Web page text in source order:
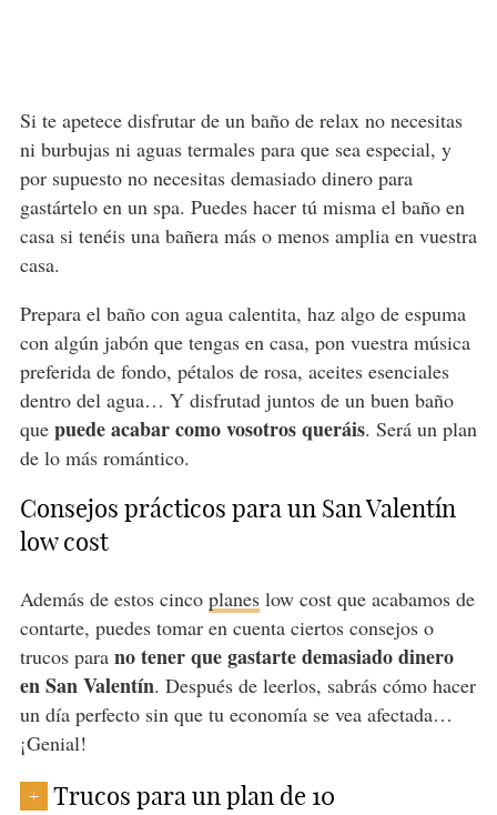
Si te apetece disfrutar de un baño de relax no necesitas
ni burbujas ni aguas termales para que sea especial, y
por supuesto no necesitas demasiado dinero para
gastártelo en un spa. Puedes hacer tú misma el baño en
casa si tenéis una bañera más o menos amplia en vuestra
casa.
Prepara el baño con agua calentita, haz algo de espuma
con algún jabón que tengas en casa, pon vuestra música
preferida de fondo, pétalos de rosa, aceites esenciales
dentro del agua… Y disfrutad juntos de un buen baño
quepuede acabar como vosotros queráis. Será un plan
de lo más romántico.
Consejos prácticos para un San Valentín
low cost
Además de estos cinco planeslow cost que acabamos de
contarte, puedes tomar en cuenta ciertos consejos o
trucos para no tener que gastarte demasiado dinero
en San Valentín. Después de leerlos, sabrás cómo hacer
un día perfecto sin que tu economía se vea afectada…
¡Genial!
+ Trucos para un plan de 10